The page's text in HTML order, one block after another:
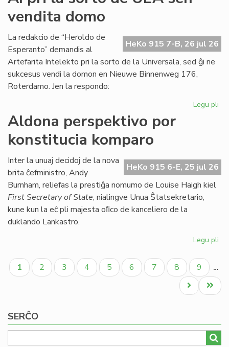
vendita domo
HeKo 915 7-B, 26 jul 26
La redakcio de “Heroldo de
Esperanto” demandis al
Artefarita Intelekto pri la sorto de la Universala, sed ĝi ne
sukcesus vendi la domon en Nieuwe Binnenweg 176,
Roterdamo. Jen la respondo:
Legu pli
de
Aldona perspektivo por
konstitucia komparo
HeKo 915 6-E, 25 jul 26
Inter la unuaj decidoj de la nova
brita ĉefministro, Andy
Burnham, reliefas la prestiĝa nomumo de Louise Haigh kiel
First Secretary of State, nialingve Unua Ŝtatsekretario,
kune kun la eĉ pli majesta oﬁco de kanceliero de la
duklando Lankastro.
Legu pli
Pagination
Aktuala
paĝo
1 Paĝo
2 Paĝo
3 Paĝo
4 Paĝo
5 Paĝo
6 Paĝo
7 Paĝo
8 Paĝo
9 …
Last
page
Next
page
SERĈO